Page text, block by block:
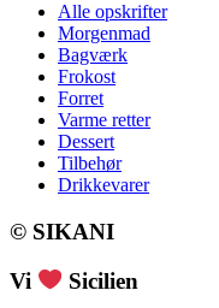
Alle opskrifter
Morgenmad
Bagværk
Frokost
Forret
Varme retter
Dessert
Tilbehør
Drikkevarer
© SIKANI
Vi
Sicilien